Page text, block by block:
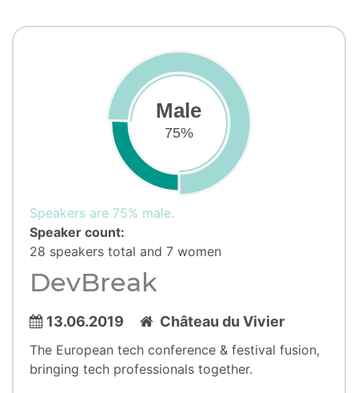
Male
75%
Speakers are 75% male.
Speaker count:
28 speakers total and 7 women
DevBreak
13.06.2019 Château du Vivier
The European tech conference & festival fusion,
bringing tech professionals together.